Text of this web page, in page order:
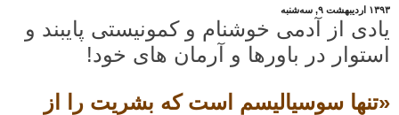
۱۳۹۳ اردیبهشت ۹, سه‌شنبه
یادی از آدمی خوشنام و کمونیستی پایبند و
استوار در باورها و آرمان های خود!
«تنها سوسیالیسم است که بشریت را از